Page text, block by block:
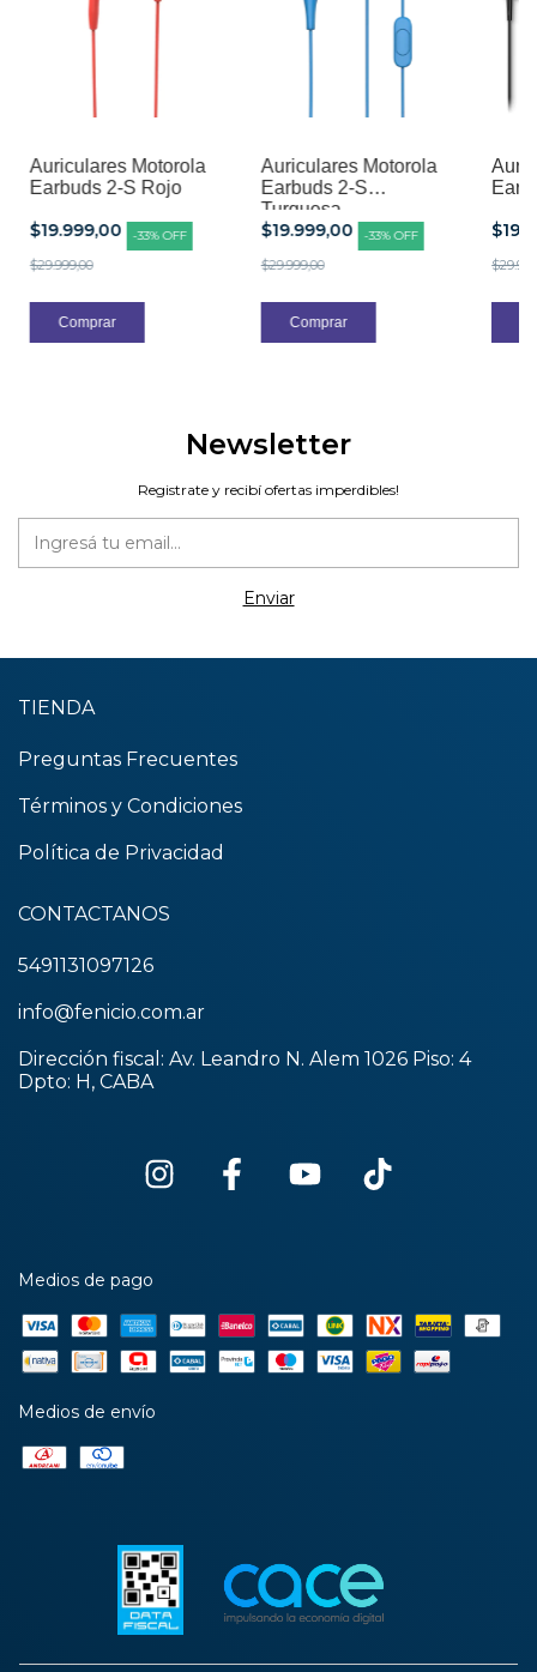
Auriculares Motorola
Earbuds 2-S Rojo
$19.999,00 -33%OFF
$29.999,00
Auriculares Motorola
Earbuds 2-S
Turquesa
$19.999,00 -33%OFF
$29.999,00
Newsletter
Registrate y recibí ofertas imperdibles!
TIENDA
Preguntas Frecuentes
Términos y Condiciones
Política de Privacidad
CONTACTANOS
5491131097126
info@fenicio.com.ar
Dirección fiscal: Av. Leandro N. Alem 1026 Piso: 4
Dpto: H, CABA
Medios de pago
Medios de envío